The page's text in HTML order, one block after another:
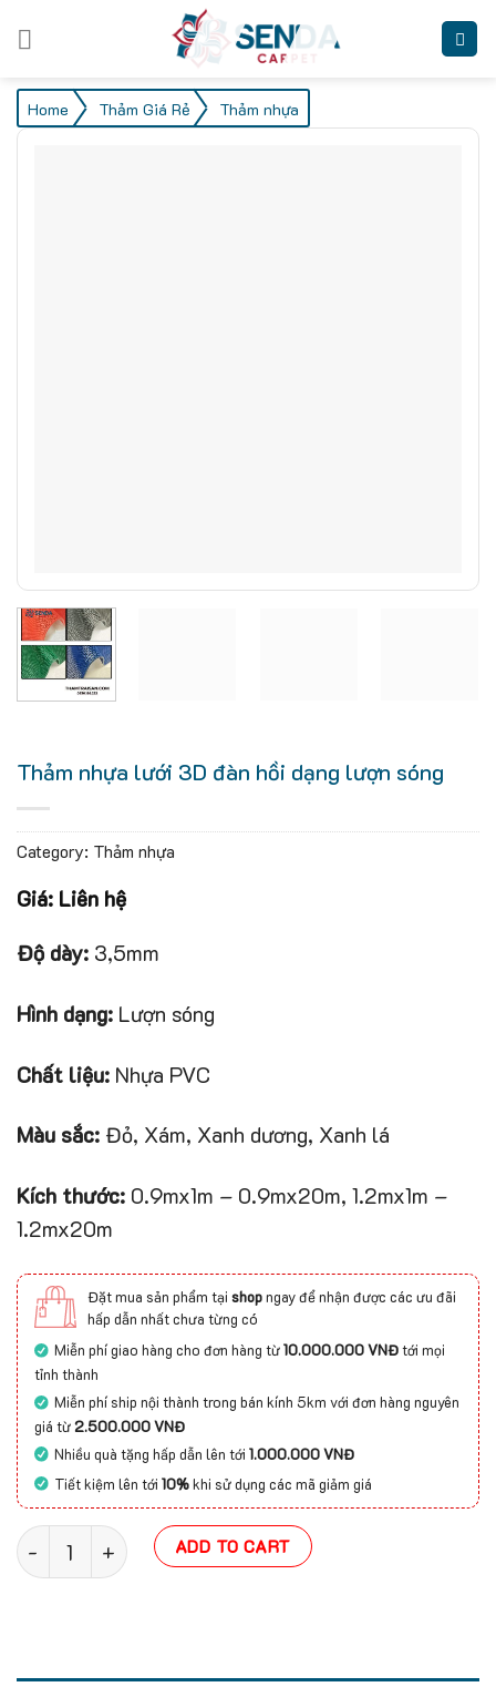
Home / Thảm Giá Rẻ / Thảm nhựa
Thảm nhựa lưới 3D đàn hồi dạng lượn sóng
Category: Thảm nhựa
Giá: Liên hệ
Độ dày: 3,5mm
Hình dạng: Lượn sóng
Chất liệu: Nhựa PVC
Màu sắc: Đỏ, Xám, Xanh dương, Xanh lá
Kích thước: 0.9mx1m – 0.9mx20m, 1.2mx1m –
1.2mx20m
Đặt mua sản phẩm tại shopngay để nhận được các ưu đãi
hấp dẫn nhất chưa từng có
Miễn phí giao hàng cho đơn hàng từ10.000.000 VNĐtới mọi
tỉnh thành
Miễn phí ship nội thành trong bán kính 5km với đơn hàng nguyên
giá từ2.500.000 VNĐ
Nhiều quà tặng hấp dẫn lên tới1.000.000 VNĐ
Tiết kiệm lên tới10%khi sử dụng các mã giảm giá
Thảm nhựa lưới 3D đàn hồi dạng lượn sóng quantity
ADD TO CART